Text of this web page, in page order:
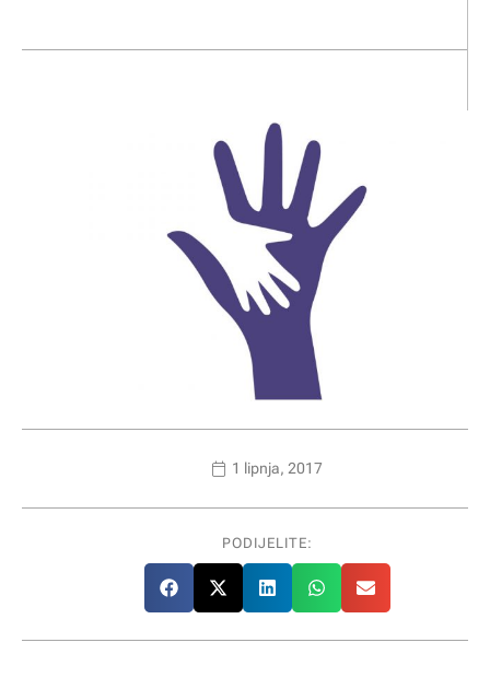
1 lipnja, 2017
PODIJELITE: